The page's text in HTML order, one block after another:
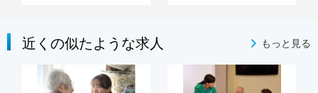
近くの似たような求人 もっと見る